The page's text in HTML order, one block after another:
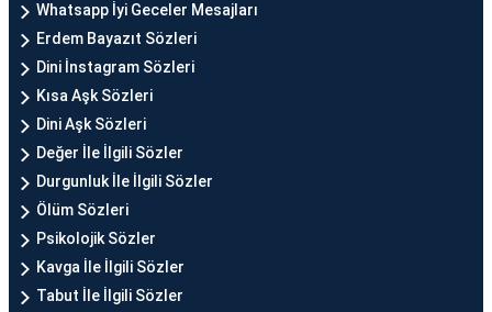
Whatsapp İyi Geceler Mesajları
Erdem Bayazıt Sözleri
Dini İnstagram Sözleri
Kısa Aşk Sözleri
Dini Aşk Sözleri
Değer İle İlgili Sözler
Durgunluk İle İlgili Sözler
Ölüm Sözleri
Psikolojik Sözler
Kavga İle İlgili Sözler
Tabut İle İlgili Sözler